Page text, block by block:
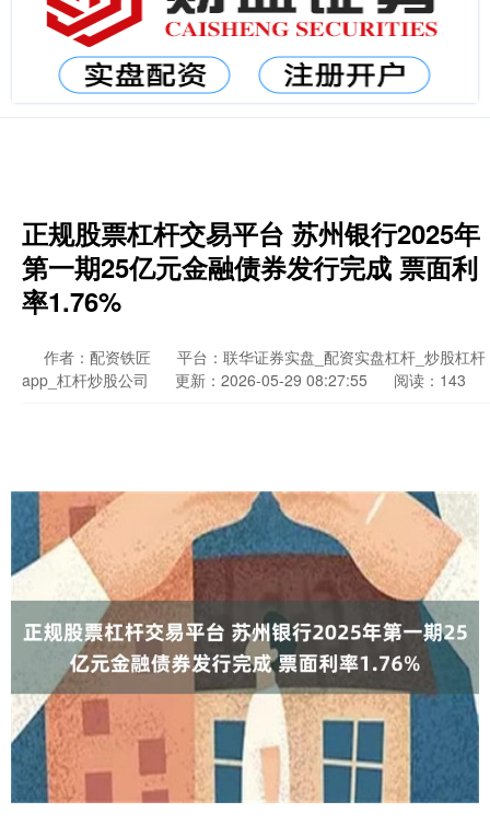
正规股票杠杆交易平台 苏州银行2025年
第一期25亿元金融债券发行完成 票面利
率1.76%
作者：配资铁匠
平台：联华证券实盘_配资实盘杠杆_炒股杠杆
app_杠杆炒股公司
更新：2026-05-29 08:27:55 阅读：143